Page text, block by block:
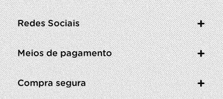
Redes Sociais
Meios de pagamento
Compra segura